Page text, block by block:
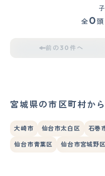
全0頭
前の30件へ
宮城県の市区町村か
大崎市 仙台市太白区 石巻
仙台市青葉区 仙台市宮城野区